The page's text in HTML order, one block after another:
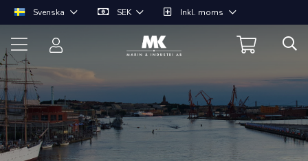
Svenska SEK Inkl. moms